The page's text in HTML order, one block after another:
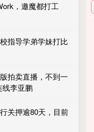
，邀魔都打工
指导学弟学妹打比
拍卖直播，不到一
线李亚鹏
关押逾80天，目前